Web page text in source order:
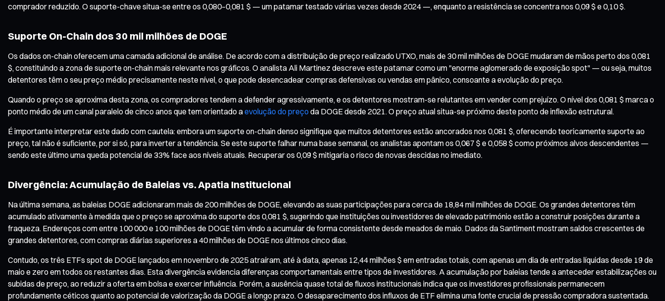
comprador reduzido. O suporte-chave situa-se entre os 0,080–0,081 $ — um patamar testado várias vezes desde 2024 —, enquanto a resistência se concentra nos 0,09 $ e 0,10 $.
Suporte On-Chain dos 30 mil milhões de DOGE
Os dados on-chain oferecem uma camada adicional de análise. De acordo com a distribuição de preço realizado UTXO, mais de 30 mil milhões de DOGE mudaram de mãos perto dos 0,081
$, constituindo a zona de suporte on-chain mais relevante nos gráficos. O analista Ali Martinez descreve este patamar como um "enorme aglomerado de exposição spot" — ou seja, muitos
detentores têm o seu preço médio precisamente neste nível, o que pode desencadear compras defensivas ou vendas em pânico, consoante a evolução do preço.
Quando o preço se aproxima desta zona, os compradores tendem a defender agressivamente, e os detentores mostram-se relutantes em vender com prejuízo. O nível dos 0,081 $ marca o
ponto médio de um canal paralelo de cinco anos que tem orientado aevolução do preçoda DOGE desde 2021. O preço atual situa-se próximo deste ponto de inflexão estrutural.
É importante interpretar este dado com cautela: embora um suporte on-chain denso signifique que muitos detentores estão ancorados nos 0,081 $, oferecendo teoricamente suporte ao
preço, tal não é suficiente, por si só, para inverter a tendência. Se este suporte falhar numa base semanal, os analistas apontam os 0,067 $ e 0,058 $ como próximos alvos descendentes —
sendo este último uma queda potencial de 33% face aos níveis atuais. Recuperar os 0,09 $ mitigaria o risco de novas descidas no imediato.
Divergência: Acumulação de Baleias vs. Apatia Institucional
Na última semana, as baleias DOGE adicionaram mais de 200 milhões de DOGE, elevando as suas participações para cerca de 18,84 mil milhões de DOGE. Os grandes detentores têm
acumulado ativamente à medida que o preço se aproxima do suporte dos 0,081 $, sugerindo que instituições ou investidores de elevado património estão a construir posições durante a
fraqueza. Endereços com entre 100 000 e 100 milhões de DOGE têm vindo a acumular de forma consistente desde meados de maio. Dados da Santiment mostram saldos crescentes de
grandes detentores, com compras diárias superiores a 40 milhões de DOGE nos últimos cinco dias.
Contudo, os três ETFs spot de DOGE lançados em novembro de 2025 atraíram, até à data, apenas 12,44 milhões $ em entradas totais, com apenas um dia de entradas líquidas desde 19 de
maio e zero em todos os restantes dias. Esta divergência evidencia diferenças comportamentais entre tipos de investidores. A acumulação por baleias tende a anteceder estabilizações ou
subidas de preço, ao reduzir a oferta em bolsa e exercer influência. Porém, a ausência quase total de fluxos institucionais indica que os investidores profissionais permanecem
profundamente céticos quanto ao potencial de valorização da DOGE a longo prazo. O desaparecimento dos influxos de ETF elimina uma fonte crucial de pressão compradora sustentada.